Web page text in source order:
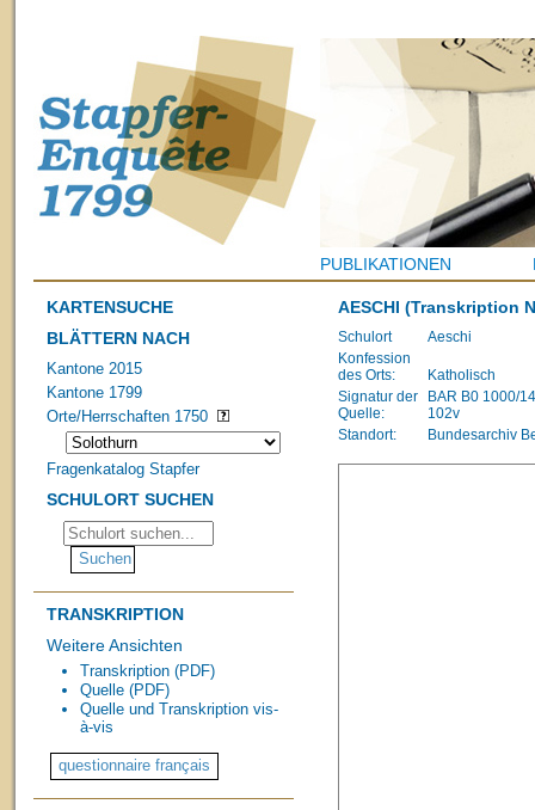
PUBLIKATIONEN
KARTENSUCHE
BLÄTTERN NACH
Kantone 2015
Kantone 1799
Orte/Herrschaften 1750
Fragenkatalog Stapfer
SCHULORT SUCHEN
TRANSKRIPTION
Weitere Ansichten
Transkription (PDF)
Quelle (PDF)
Quelle und Transkription vis-
à-vis
AESCHI (Transkription
Schulort
Aeschi
Konfession
des Orts:
Katholisch
Signatur der
Quelle:
BAR B0 1000/
102v
Standort:
Bundesarchiv